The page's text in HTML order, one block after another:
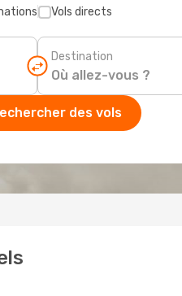
Vols directs
Destination
des vols